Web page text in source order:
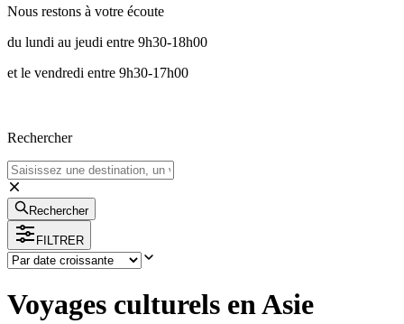
Nous restons à votre écoute
du lundi au jeudi entre 9h30-18h00
et le vendredi entre 9h30-17h00
Rechercher
Rechercher
FILTRER
Voyages culturels en Asie